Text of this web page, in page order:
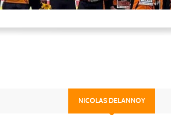
NICOLAS DELANNOY